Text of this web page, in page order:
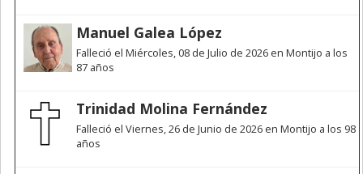
Manuel Galea López
Falleció el Miércoles, 08 de Julio de 2026 en Montijo a los
87 años
Trinidad Molina Fernández
Falleció el Viernes, 26 de Junio de 2026 en Montijo a los 98
años